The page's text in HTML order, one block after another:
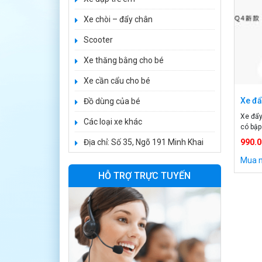
Xe
Xe
có
được
thiết
khung
Mua
Xe chòi – đẩy chân
Scooter
Xe thăng bằng cho bé
Xe cần cẩu cho bé
Đồ dùng của bé
Các loại xe khác
Địa chỉ: Số 35, Ngõ 191 Minh Khai
HỖ TRỢ TRỰC TUYẾN
1.250.000 ₫
Xe điện trẻ em
900.000 ₫
1.250.000 ₫
em cảnh sát
J2988
3.250.000 ₫
Xe ô tô điện trẻ
em địa hình
M666
2.400.000 ₫
2.850.000 ₫